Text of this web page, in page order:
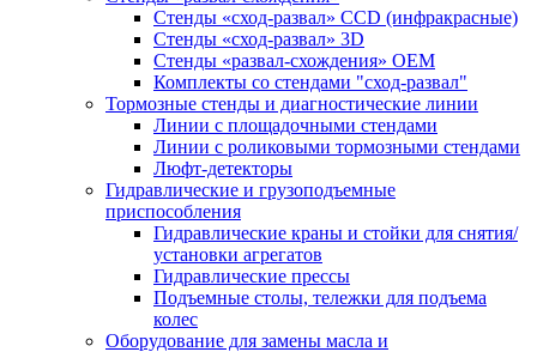
Стенды «сход-развал» CCD (инфракрасные)
Стенды «сход-развал» 3D
Стенды «развал-схождения» ОЕМ
Комплекты со стендами "сход-развал"
Тормозные стенды и диагностические линии
Линии с площадочными стендами
Линии с роликовыми тормозными стендами
Люфт-детекторы
Гидравлические и грузоподъемные
приспособления
Гидравлические краны и стойки для снятия/
установки агрегатов
Гидравлические прессы
Подъемные столы, тележки для подъема
колес
Оборудование для замены масла и